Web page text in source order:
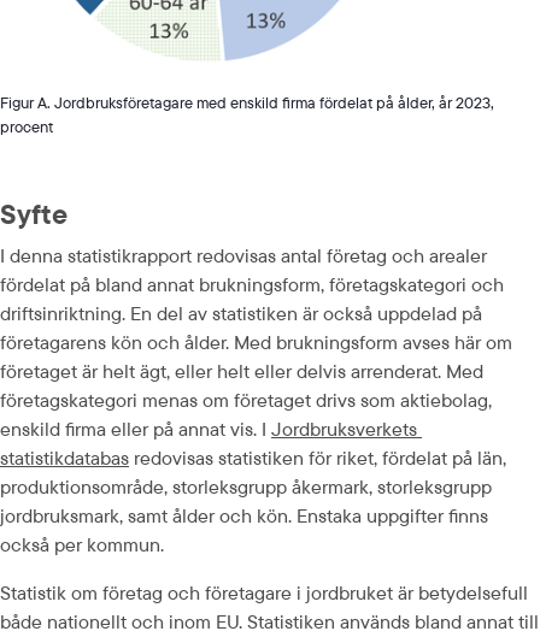
Figur A. Jordbruksföretagare med enskild firma fördelat på ålder, år 2023,
procent
Syfte
I denna statistikrapport redovisas antal företag och arealer
fördelat på bland annat brukningsform, företagskategori och
driftsinriktning. En del av statistiken är också uppdelad på
företagarens kön och ålder. Med brukningsform avses här om
företaget är helt ägt, eller helt eller delvis arrenderat. Med
företagskategori menas om företaget drivs som aktiebolag,
enskild firma eller på annat vis. I Jordbruksverkets
statistikdatabas redovisas statistiken för riket, fördelat på län,
produktionsområde, storleksgrupp åkermark, storleksgrupp
jordbruksmark, samt ålder och kön. Enstaka uppgifter finns
också per kommun.
Statistik om företag och företagare i jordbruket är betydelsefull
både nationellt och inom EU. Statistiken används bland annat till